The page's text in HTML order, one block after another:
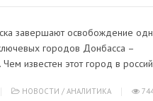
завершают освобождение
городов Донбасса –
Чем известен этот город в
НОВОСТИ / АНАЛИТИКА